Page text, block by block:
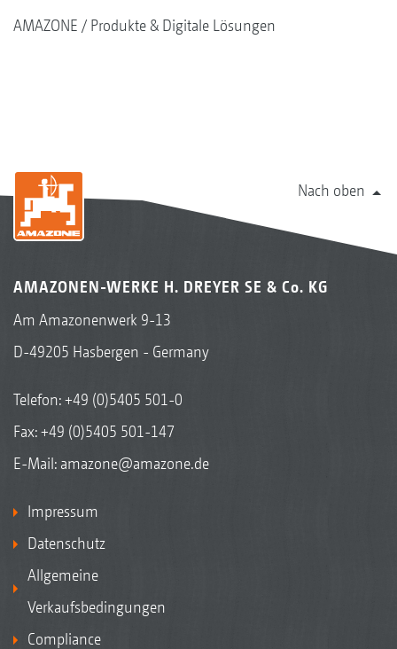
AMAZONE Produkte & Digitale Lösungen
Nach oben
AMAZONEN-WERKE H. DREYER SE & Co. KG
Am Amazonenwerk 9-13
D-49205 Hasbergen - Germany
Telefon:+49 (0)5405 501-0
Fax: +49 (0)5405 501-147
E-Mail: amazone@amazone.de
Impressum
Datenschutz
Allgemeine
Verkaufsbedingungen
Compliance